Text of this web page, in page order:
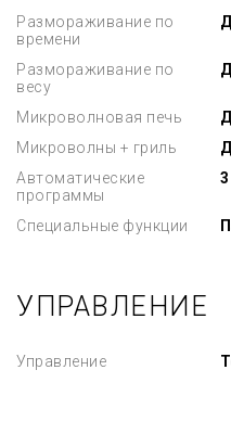
Размораживание по
времени
Размораживание по
весу
Микроволновая печь
Микроволны + гриль
Автоматические
программы
3
Специальные функции
УПРАВЛЕНИЕ
Управление